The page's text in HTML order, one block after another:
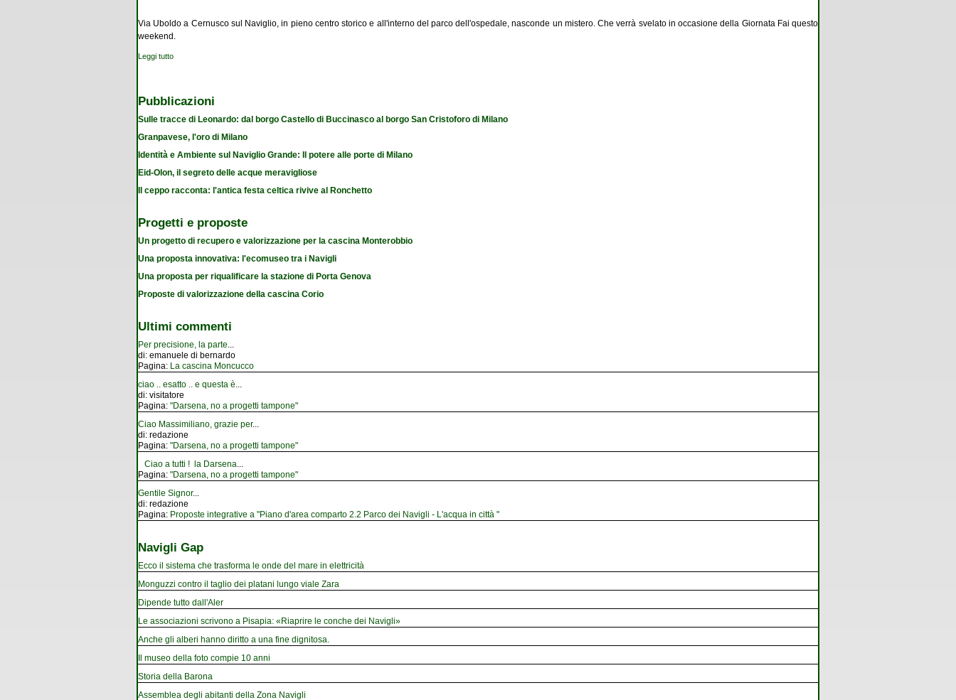
Via Uboldo a Cernusco sul Naviglio, in pieno centro storico e all'interno del parco dell'ospedale, nasconde un mistero. Che verrà svelato in occasione della Giornata Fai questo
weekend.
Leggi tutto
Pubblicazioni
Sulle tracce di Leonardo: dal borgo Castello di Buccinasco al borgo San Cristoforo di Milano
Granpavese, l'oro di Milano
Identità e Ambiente sul Naviglio Grande: Il potere alle porte di Milano
Eid-Olon, il segreto delle acque meravigliose
Il ceppo racconta: l'antica festa celtica rivive al Ronchetto
Progetti e proposte
Un progetto di recupero e valorizzazione per la cascina Monterobbio
Una proposta innovativa: l'ecomuseo tra i Navigli
Una proposta per riqualificare la stazione di Porta Genova
Proposte di valorizzazione della cascina Corio
Ultimi commenti
Per precisione, la parte...
di: emanuele di bernardo
Pagina: La cascina Moncucco
ciao .. esatto .. e questa è...
di: visitatore
Pagina: "Darsena, no a progetti tampone"
Ciao Massimiliano, grazie per...
di: redazione
Pagina: "Darsena, no a progetti tampone"
Ciao a tutti ! la Darsena...
Pagina: "Darsena, no a progetti tampone"
Gentile Signor...
di: redazione
Pagina: Proposte integrative a "Piano d'area comparto 2.2 Parco dei Navigli - L'acqua in città "
Navigli Gap
Ecco il sistema che trasforma le onde del mare in elettricità
Monguzzi contro il taglio dei platani lungo viale Zara
Dipende tutto dall'Aler
Le associazioni scrivono a Pisapia: «Riaprire le conche dei Navigli»
Anche gli alberi hanno diritto a una fine dignitosa.
Il museo della foto compie 10 anni
Storia della Barona
Assemblea degli abitanti della Zona Navigli